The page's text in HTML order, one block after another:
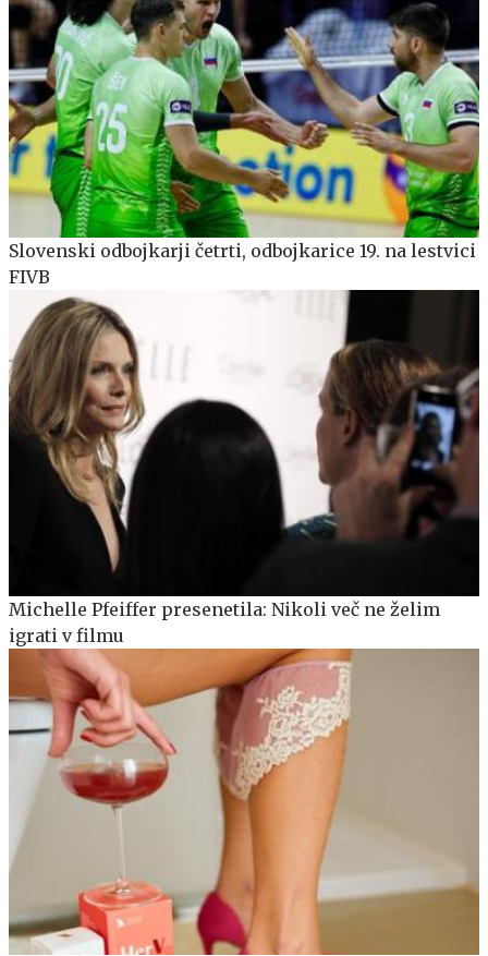
Slovenski odbojkarji četrti, odbojkarice 19. na lestvici
FIVB
Michelle Pfeiffer presenetila: Nikoli več ne želim
igrati v filmu